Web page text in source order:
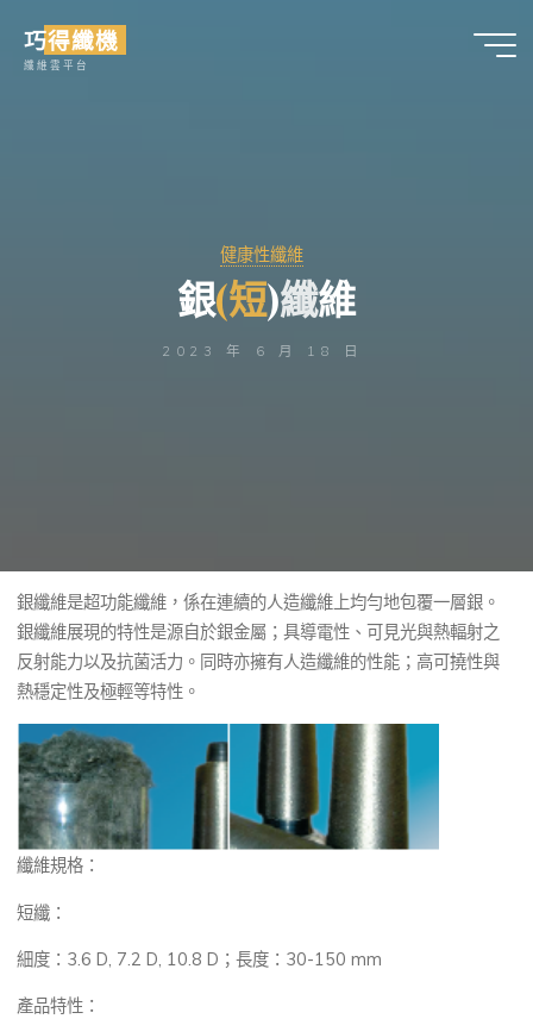
content
巧得纖機
纖維雲平台
健康性纖維
銀(短)纖維
2023 年 6 月 18 日
銀纖維是超功能纖維，係在連續的人造纖維上均勻地包覆一層銀。
銀纖維展現的特性是源自於銀金屬；具導電性、可見光與熱輻射之
反射能力以及抗菌活力。同時亦擁有人造纖維的性能；高可撓性與
熱穩定性及極輕等特性。
纖維規格：
短纖：
細度：3.6 D, 7.2 D, 10.8 D；長度：30-150 mm
產品特性：